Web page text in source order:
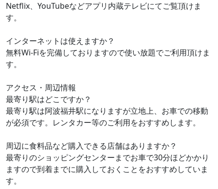
Netflix、YouTubeなどアプリ内蔵テレビにてご覧頂けま
す。
インターネットは使えますか？
無料Wi-Fiを完備しておりますので使い放題でご利用頂けま
す。
アクセス・周辺情報
最寄り駅はどこですか？
最寄り駅は阿波福井駅になりますが立地上、お車での移動
が必須です。レンタカー等のご利用をおすすめします。
周辺に食料品など購入できる店舗はありますか？
最寄りのショッピングセンターまでお車で30分ほどかかり
ますので到着までに購入しておくことをおすすめしていま
す。